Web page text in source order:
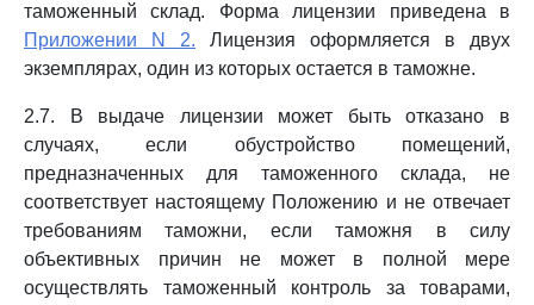
таможенный склад. Форма лицензии приведена в
Приложении N 2. Лицензия оформляется в двух
экземплярах, один из которых остается в таможне.
2.7. В выдаче лицензии может быть отказано в
случаях, если обустройство помещений,
предназначенных для таможенного склада, не
соответствует настоящему Положению и не отвечает
требованиям таможни, если таможня в силу
объективных причин не может в полной мере
осуществлять таможенный контроль за товарами,